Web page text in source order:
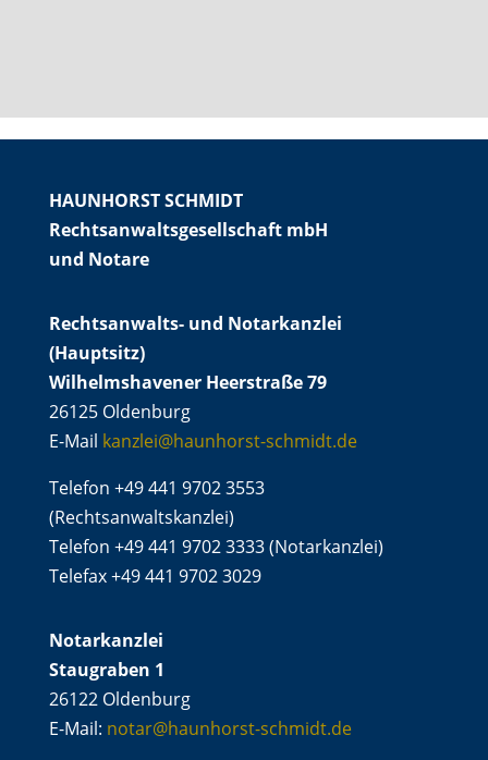
HAUNHORST SCHMIDT
Rechtsanwaltsgesellschaft mbH
und Notare
Rechtsanwalts- und Notarkanzlei
(Hauptsitz)
Wilhelmshavener Heerstraße 79
26125 Oldenburg
E-Mail kanzlei@haunhorst-schmidt.de
Telefon +49 441 9702 3553
(Rechtsanwaltskanzlei)
Telefon +49 441 9702 3333 (Notarkanzlei)
Telefax +49 441 9702 3029
Notarkanzlei
Staugraben 1
26122 Oldenburg
E-Mail: notar@haunhorst-schmidt.de